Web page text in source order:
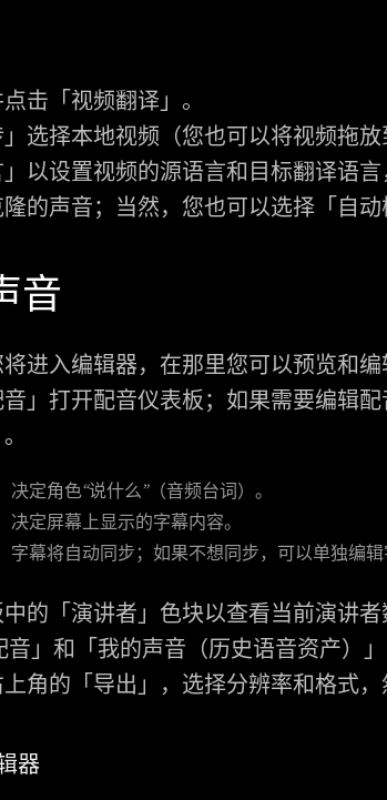
击 「视频翻译」 。
选择本地视频（您也可以将视频拖
以设置视频的源语言和目标翻译语
的声音；当然，您也可以选择 「自
音
进入编辑器，在那里您可以预览和编
」 打开配音仪表板；如果需要编辑
定角色“说什么”（音频台词）。
定屏幕上显示的字幕内容。
字幕将自动同步；如果不想同步，可以单独编辑
的「演讲者」色块以查看当前演讲
」和「我的声音（历史语音资产）」
角的「导出」，选择分辨率和格式，
器